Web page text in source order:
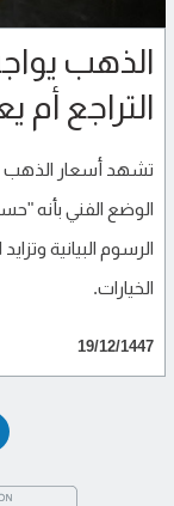
الذهب
التراجع
تشهد أسعار
الوضع الفني بأنه
الرسوم البيانية
الخيارات.
19/12/1447